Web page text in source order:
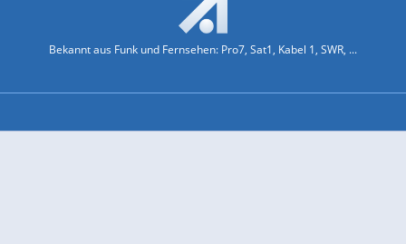
Bekannt aus Funk und Fernsehen: Pro7, Sat1, Kabel 1, SWR, ...